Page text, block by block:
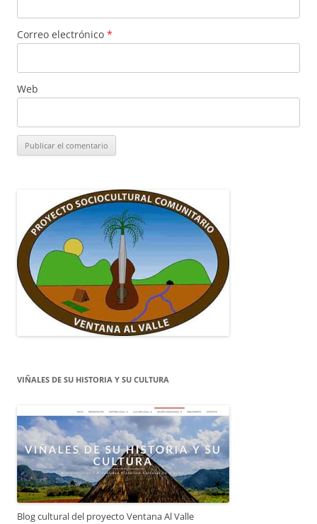
Correo electrónico *
Web
VIÑALES DE SU HISTORIA Y SU CULTURA
Blog cultural del proyecto Ventana Al Valle